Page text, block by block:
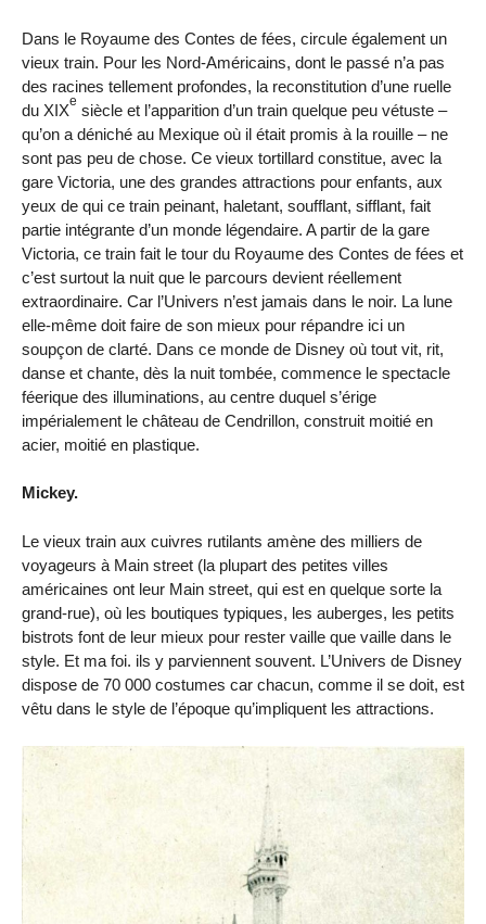
Dans le Royaume des Contes de fées, circule également un
vieux train. Pour les Nord-Américains, dont le passé n’a pas
des racines tellement profondes, la reconstitution d’une ruelle
du XIXe siècle et l’apparition d’un train quelque peu vétuste –
qu’on a déniché au Mexique où il était promis à la rouille – ne
sont pas peu de chose. Ce vieux tortillard constitue, avec la
gare Victoria, une des grandes attractions pour enfants, aux
yeux de qui ce train peinant, haletant, soufflant, sifflant, fait
partie intégrante d’un monde légendaire. A partir de la gare
Victoria, ce train fait le tour du Royaume des Contes de fées et
c’est surtout la nuit que le parcours devient réellement
extraordinaire. Car l’Univers n’est jamais dans le noir. La lune
elle-même doit faire de son mieux pour répandre ici un
soupçon de clarté. Dans ce monde de Disney où tout vit, rit,
danse et chante, dès la nuit tombée, commence le spectacle
féerique des illuminations, au centre duquel s’érige
impérialement le château de Cendrillon, construit moitié en
acier, moitié en plastique.
Mickey.
Le vieux train aux cuivres rutilants amène des milliers de
voyageurs à Main street (la plupart des petites villes
américaines ont leur Main street, qui est en quelque sorte la
grand-rue), où les boutiques typiques, les auberges, les petits
bistrots font de leur mieux pour rester vaille que vaille dans le
style. Et ma foi. ils y parviennent souvent. L’Univers de Disney
dispose de 70 000 costumes car chacun, comme il se doit, est
vêtu dans le style de l’époque qu’impliquent les attractions.